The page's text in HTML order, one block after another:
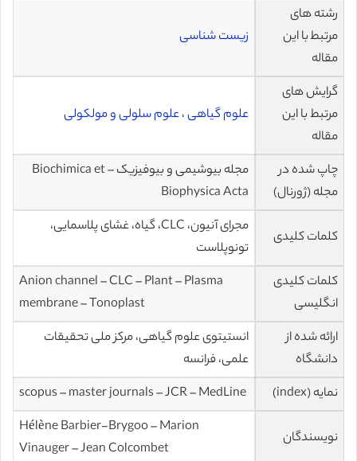
رشته های
مرتبط با این
مقاله
زیست شناسی
گرایش های
مرتبط با این
مقاله
علوم گیاهی،علوم سلولی و مولکولی
چاپ شده در
مجله (ژورنال)
مجله بیوشیمی و بیوفیزیک – Biochimica et
Biophysica Acta
کلمات کلیدی
مجرای آنیون، CLC، گیاه، غشای پلاسمایی،
تونوپلاست
کلمات کلیدی
انگلیسی
Anion channel – CLC – Plant – Plasma
membrane – Tonoplast
ارائه شده از
دانشگاه
انستیتوی علوم گیاهی، مرکز ملی تحقیقات
علمی، فرانسه
نمایه (index)
scopus – master journals – JCR – MedLine
نویسندگان
Hélène Barbier-Brygoo – Marion
Vinauger – Jean Colcombet